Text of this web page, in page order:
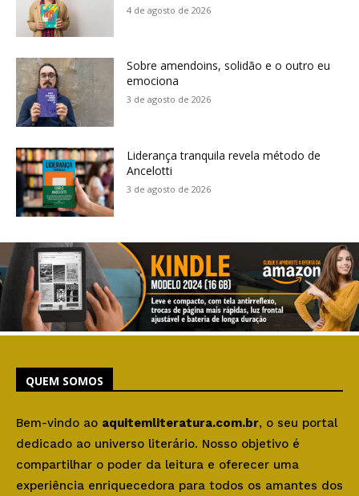
4 de agosto de 2026
Sobre amendoins, solidão e o outro eu
emociona
3 de agosto de 2026
Liderança tranquila revela método de
Ancelotti
3 de agosto de 2026
QUEM SOMOS
Bem-vindo ao aquitemliteratura.com.br, o seu portal
dedicado ao universo literário. Nosso objetivo é
compartilhar o poder da leitura e oferecer uma
experiência enriquecedora para todos os amantes dos